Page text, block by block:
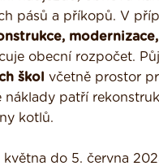
pásů a příkopů. V
obecní rozpočet.
škol
včetně prostor
patří
kotlů.
do 5. června